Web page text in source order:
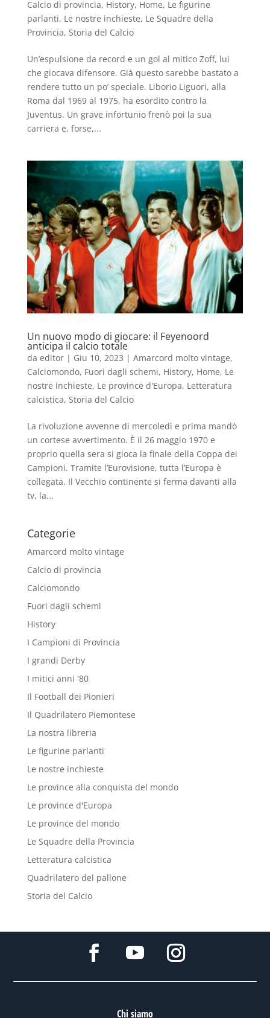
Calcio di provincia, History, Home, Le figurine
parlanti, Le nostre inchieste, Le Squadre della
Provincia, Storia del Calcio
Un’espulsione da record e un gol al mitico Zoff, lui
che giocava difensore. Già questo sarebbe bastato a
rendere tutto un po’ speciale. Liborio Liguori, alla
Roma dal 1969 al 1975, ha esordito contro la
Juventus. Un grave infortunio frenò poi la sua
carriera e, forse,...
Un nuovo modo di giocare: il Feyenoord
anticipa il calcio totale
da editor| Giu 10, 2023 | Amarcord molto vintage,
Calciomondo, Fuori dagli schemi, History, Home, Le
nostre inchieste, Le province d'Europa, Letteratura
calcistica, Storia del Calcio
La rivoluzione avvenne di mercoledì e prima mandò
un cortese avvertimento. È il 26 maggio 1970 e
proprio quella sera si gioca la finale della Coppa dei
Campioni. Tramite l’Eurovisione, tutta l’Europa è
collegata. Il Vecchio continente si ferma davanti alla
tv, la...
Categorie
Amarcord molto vintage
Calcio di provincia
Calciomondo
Fuori dagli schemi
History
I Campioni di Provincia
I grandi Derby
I mitici anni '80
Il Football dei Pionieri
Il Quadrilatero Piemontese
La nostra libreria
Le figurine parlanti
Le nostre inchieste
Le province alla conquista del mondo
Le province d'Europa
Le province del mondo
Le Squadre della Provincia
Letteratura calcistica
Quadrilatero del pallone
Storia del Calcio
Chi siamo